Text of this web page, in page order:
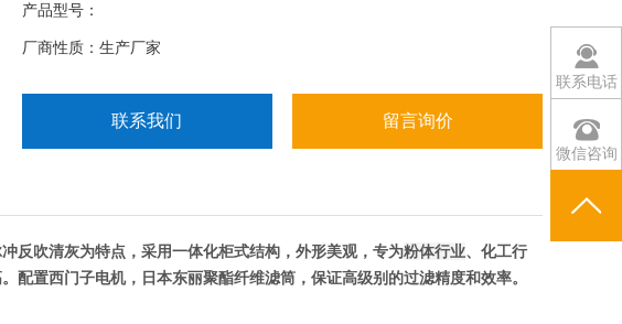
产品型号：
厂商性质：生产厂家
联系我们 留言询价
反吹清灰为特点，采用一体化柜式结构，外形美观，专为粉体行业、化工行
配置西门子电机，日本东丽聚酯纤维滤筒，保证高级别的过滤精度和效率。
联系电话
微信咨询